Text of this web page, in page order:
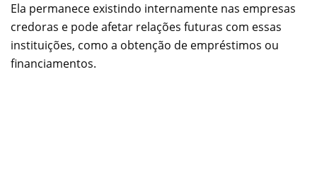
Ela permanece existindo internamente nas empresas
credoras e pode afetar relações futuras com essas
instituições, como a obtenção de empréstimos ou
financiamentos.